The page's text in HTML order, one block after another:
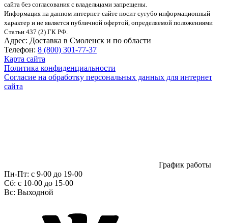
сайта без согласования с владельцами запрещены.
Информация на данном интернет-сайте носит сугубо информационный
характер и не является публичной офертой, определяемой положениями
Статьи 437 (2) ГК РФ.
Адрес: Доставка в Смоленск и по области
Телефон: 8 (800) 301-77-37
Карта сайта
Политика конфиденциальности
Согласие на обработку персональных данных для интернет
сайта
График работы
Пн-Пт: с 9-00 до 19-00
Сб: c 10-00 до 15-00
Вс: Выходной